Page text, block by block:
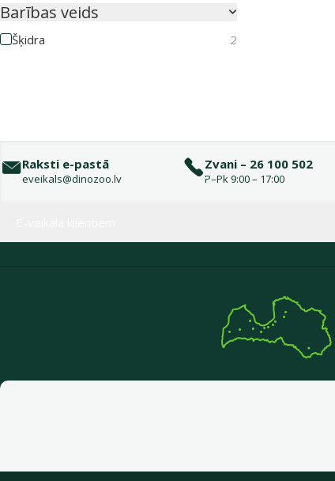
Barības veids
Šķidra 2
Raksti e-pastā
eveikals@dinozoo.lv
Zvani – 26 100 502
P–Pk 9:00 – 17:00